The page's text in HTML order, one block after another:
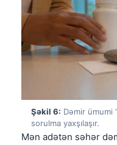
Şəkil 6: Dəmir ümumi
sorulma yaxşılaşır.
Mən adətən səhər
Tiếng Việt
Tagalog
ไทย
ភាសាខ្មែរ
Kiswahili
አማርኛ